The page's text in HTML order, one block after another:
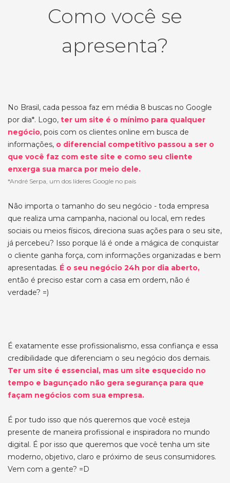
Como você se
apresenta?
No Brasil, cada pessoa faz em média 8 buscas no Google
por dia*. Logo, ter um site é o mínimo para qualquer
negócio, pois com os clientes online em busca de
informações, o diferencial competitivo passou a ser o
que você faz com este site e como seu cliente
enxerga sua marca por meio dele.
*André Serpa, um dos líderes Google no país
Não importa o tamanho do seu negócio - toda empresa
que realiza uma campanha, nacional ou local, em redes
sociais ou meios físicos, direciona suas ações para o seu site,
já percebeu? Isso porque lá é onde a mágica de conquistar
o cliente ganha força, com informações organizadas e bem
apresentadas. É o seu negócio 24h por dia aberto,
então é preciso estar com a casa em ordem, não é
verdade? =)
É exatamente esse profissionalismo, essa confiança e essa
credibilidade que diferenciam o seu negócio dos demais.
Ter um site é essencial, mas um site esquecido no
tempo e bagunçado não gera segurança para que
façam negócios com sua empresa.
É por tudo isso que nós queremos que você esteja
presente de maneira profissional e inspiradora no mundo
digital. É por isso que queremos que você tenha um site
moderno, objetivo, claro e próximo de seus consumidores.
Vem com a gente? =D